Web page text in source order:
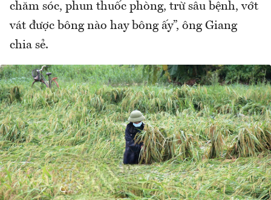
chăm sóc, phun thuốc phòng, trừ sâu bệnh, vớt
vát được bông nào hay bông ấy”, ông Giang
chia sẻ.